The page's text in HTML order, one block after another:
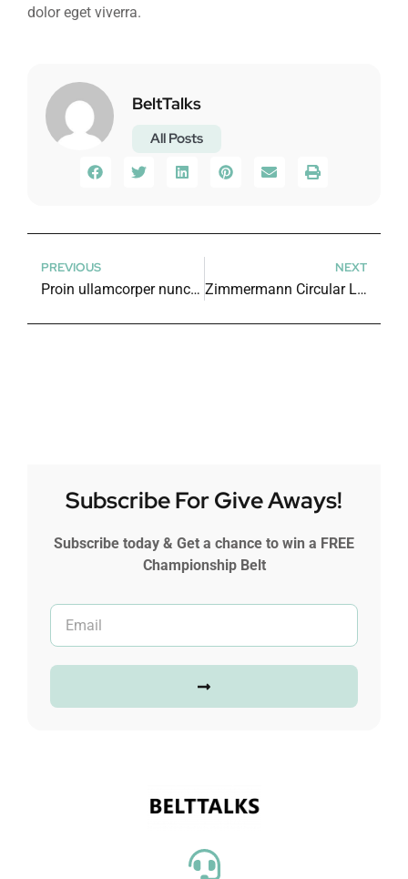
dolor eget viverra.
BeltTalks
All Posts
PREVIOUS
Proin ullamcorper nunc nunc quis elit euismod
NEXT
Zimmermann Circular Link Bag
Subscribe For Give Aways!
Subscribe today & Get a chance to win a FREE
Championship Belt